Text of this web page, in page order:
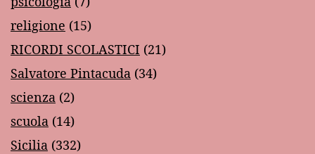
religione (15)
RICORDI SCOLASTICI (21)
Salvatore Pintacuda (34)
scienza (2)
scuola (14)
Sicilia (332)